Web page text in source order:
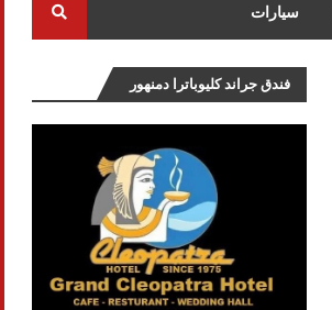
سيارات
فندق جراند كليوباترا دمنهور